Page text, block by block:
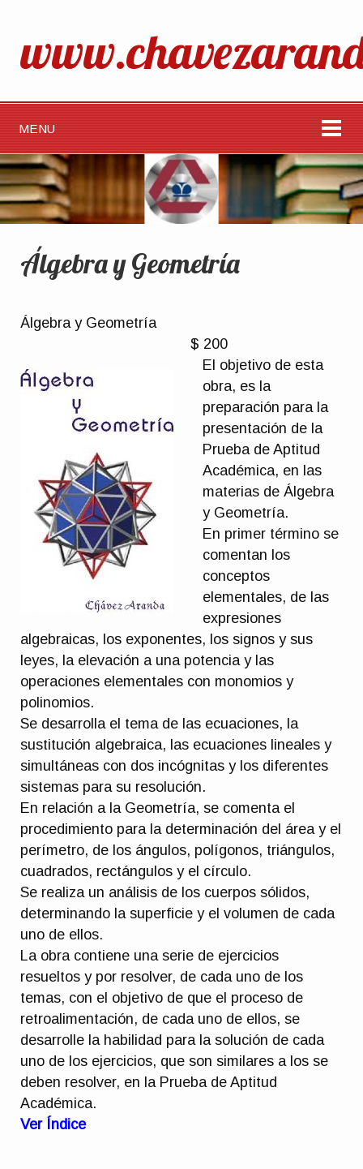
MENU
Álgebra y Geometría
Álgebra y Geometría
$ 200
El objetivo de esta
obra, es la
preparación para la
presentación de la
Prueba de Aptitud
Académica, en las
materias de Álgebra
y Geometría.
En primer término se
comentan los
conceptos
elementales, de las
expresiones
algebraicas, los exponentes, los signos y sus
leyes, la elevación a una potencia y las
operaciones elementales con monomios y
polinomios.
Se desarrolla el tema de las ecuaciones, la
sustitución algebraica, las ecuaciones lineales y
simultáneas con dos incógnitas y los diferentes
sistemas para su resolución.
En relación a la Geometría, se comenta el
procedimiento para la determinación del área y el
perímetro, de los ángulos, polígonos, triángulos,
cuadrados, rectángulos y el círculo.
Se realiza un análisis de los cuerpos sólidos,
determinando la superficie y el volumen de cada
uno de ellos.
La obra contiene una serie de ejercicios
resueltos y por resolver, de cada uno de los
temas, con el objetivo de que el proceso de
retroalimentación, de cada uno de ellos, se
desarrolle la habilidad para la solución de cada
uno de los ejercicios, que son similares a los se
deben resolver, en la Prueba de Aptitud
Académica.
Ver Índice